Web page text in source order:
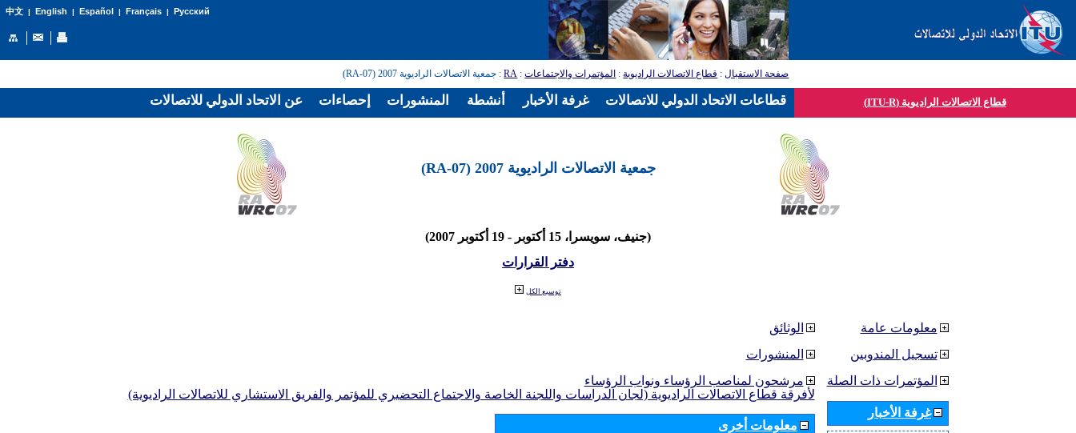
中文| English | Español | Français| Русский
صفحة الاستقبال: قطاع الاتصالات الراديوية: المؤتمرات والاجتماعات:
RA: جمعية الاتصالات الراديوية 2007 (RA-07)
قطاع الاتصالات الراديوية (ITU-R)
جمعية الاتصالات الراديوية 2007 (RA-07)
(جنيف، سويسرا، 15 أكتوبر - 19 أكتوبر 2007)
دفتر القرارات
توسيع الكل
الوثائق
المنشورات
مرشحون لمناصب الرؤساء ونواب الرؤساء
لأفرقة قطاع الاتصالات الراديوية (لجان الدراسات واللجنة الخاصة والاجتماع التحضيري للمؤتمر والفريق الاستشاري للاتصالات الراديوية)
معلومات أخرى
معلومات عامة
تسجيل المندوبين
المؤتمرات ذات الصلة
غرفة الأخبار
عن الاتحاد الدولي للاتصالات إحصاءات المنشورات أنشطة غرفة الأخبار قطاعات الاتحاد الدولي للاتصالات